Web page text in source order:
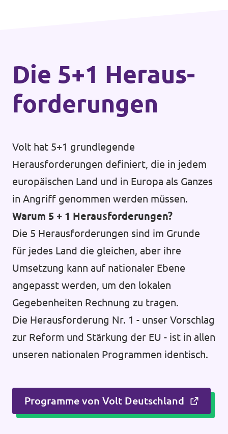
Die 5+1 Heraus­
forderungen
Volt hat 5+1 grundlegende
Herausforderungen definiert, die in jedem
europäischen Land und in Europa als Ganzes
in Angriff genommen werden müssen.
Warum 5 + 1 Herausforderungen?
Die 5 Herausforderungen sind im Grunde
für jedes Land die gleichen, aber ihre
Umsetzung kann auf nationaler Ebene
angepasst werden, um den lokalen
Gegebenheiten Rechnung zu tragen.
Die Herausforderung Nr. 1 - unser Vorschlag
zur Reform und Stärkung der EU - ist in allen
unseren nationalen Programmen identisch.
Programme von Volt Deutschland